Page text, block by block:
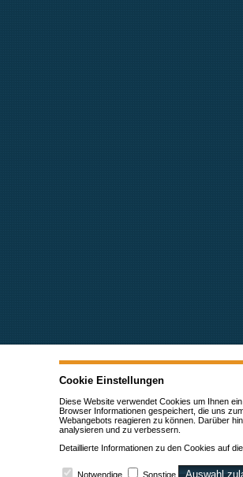
Cookie Einstellungen
Diese Website verwendet Cookies um Ihnen
Browser Informationen gespeichert, die uns
Webangebots reagieren zu können. Darüber
analysieren und zu verbessern.
Detaillierte Informationen zu den Cookies auf
Notwendige Sonstige Auswahl